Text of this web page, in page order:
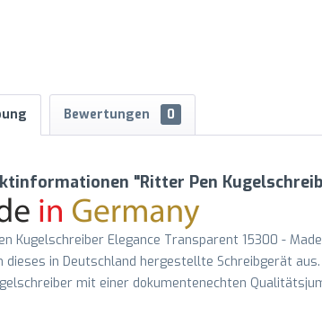
Bewertungen 0
"Ritter Pen
Kugelschreiber Elegance Transparent 15300 -
dieses in Deutschland hergestellte Schreibgerät
mit einer dokumentenechten